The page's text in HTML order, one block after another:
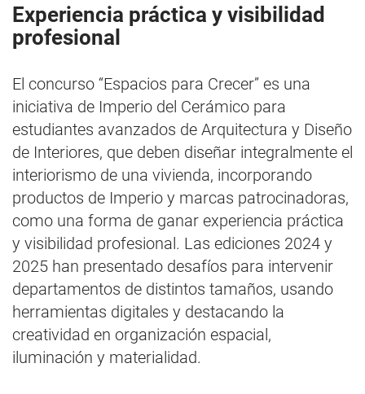
Experiencia práctica y visibilidad
profesional
El concurso “Espacios para Crecer” es una
iniciativa de Imperio del Cerámico para
estudiantes avanzados de Arquitectura y Diseño
de Interiores, que deben diseñar integralmente el
interiorismo de una vivienda, incorporando
productos de Imperio y marcas patrocinadoras,
como una forma de ganar experiencia práctica
y visibilidad profesional. Las ediciones 2024 y
2025 han presentado desafíos para intervenir
departamentos de distintos tamaños, usando
herramientas digitales y destacando la
creatividad en organización espacial,
iluminación y materialidad.